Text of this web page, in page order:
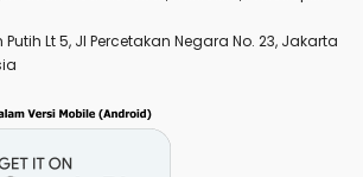
Lt 5, Jl Percetakan Negara No. 23, Jakarta